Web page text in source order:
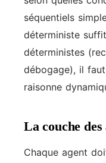
séquentiels
déterministe
déterministes
débogage), il
raisonne
La couche des
Chaque agent